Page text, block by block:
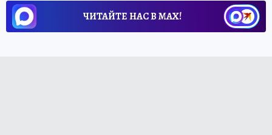
ЧИТАЙТЕ НАС В МАХ!